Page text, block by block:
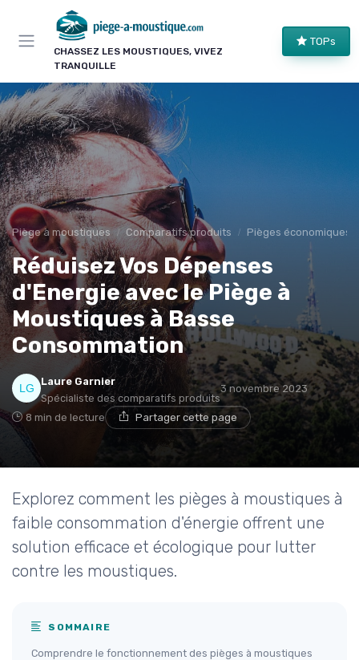
CHASSEZ LES MOUSTIQUES, VIVEZ
TRANQUILLE
TOPs
Piège à moustiques Comparatifs produits Pièges économiques
Réduisez Vos Dépenses
d'Energie avec le Piège à
Moustiques à Basse
Consommation
Laure Garnier
Spécialiste des comparatifs produits
3 novembre 2023
8 min de lecture Partager cette page
Explorez comment les pièges à moustiques à
faible consommation d'énergie offrent une
solution efficace et écologique pour lutter
contre les moustiques.
SOMMAIRE
Comprendre le fonctionnement des pièges à moustiques
Panneau de gestion des cookies